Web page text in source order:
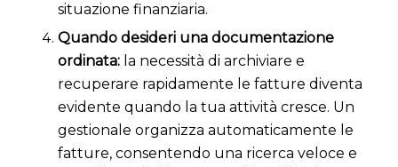
situazione finanziaria.
Quando desideri una documentazione
ordinata: la necessità di archiviare e
recuperare rapidamente le fatture diventa
evidente quando la tua attività cresce. Un
gestionale organizza automaticamente le
fatture, consentendo una ricerca veloce e